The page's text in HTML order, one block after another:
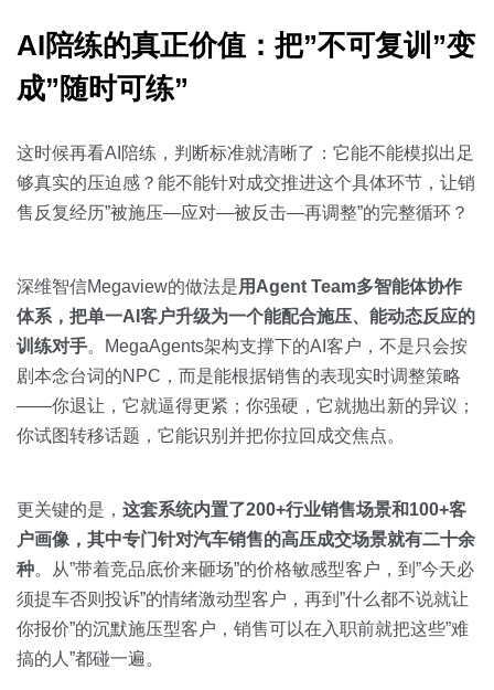
AI陪练的真正价值：把”不可复训”变
成”随时可练”
这时候再看AI陪练，判断标准就清晰了：它能不能模拟出足
够真实的压迫感？能不能针对成交推进这个具体环节，让销
售反复经历”被施压—应对—被反击—再调整”的完整循环？
深维智信Megaview的做法是用Agent Team多智能体协作
体系，把单一AI客户升级为一个能配合施压、能动态反应的
训练对手。MegaAgents架构支撑下的AI客户，不是只会按
剧本念台词的NPC，而是能根据销售的表现实时调整策略
——你退让，它就逼得更紧；你强硬，它就抛出新的异议；
你试图转移话题，它能识别并把你拉回成交焦点。
更关键的是， 这套系统内置了200+行业销售场景和100+客
户画像，其中专门针对汽车销售的高压成交场景就有二十余
种。从”带着竞品底价来砸场”的价格敏感型客户，到”今天必
须提车否则投诉”的情绪激动型客户，再到”什么都不说就让
你报价”的沉默施压型客户，销售可以在入职前就把这些”难
搞的人”都碰一遍。